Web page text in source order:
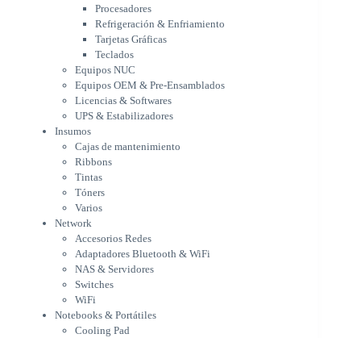
Equipos OEM & Pre-Ensamblados
Licencias & Softwares
UPS & Estabilizadores
Insumos
Cajas de mantenimiento
Ribbons
Tintas
Tóners
Varios
Network
Accesorios Redes
Adaptadores Bluetooth & WiFi
Switches
WiFi
Notebooks & Portátiles
Cargador para notebook
Cooling Pad
PDV
Accesorios para PDV
Lector de códigos de barra
Procesadores
Refrigeración & Enfriamiento
Tarjetas Gráficas
Teclados
Equipos NUC
Equipos OEM & Pre-Ensamblados
Licencias & Softwares
UPS & Estabilizadores
Insumos
Cajas de mantenimiento
Ribbons
Tintas
Tóners
Varios
Network
Accesorios Redes
Adaptadores Bluetooth & WiFi
NAS & Servidores
Switches
WiFi
Notebooks & Portátiles
Cooling Pad